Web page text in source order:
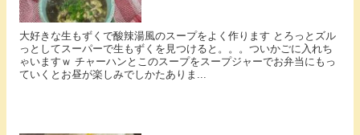
大好きな生もずくで酸辣湯風のスープをよく作ります とろっとズル
っとしてスーパーで生もずくを見つけると。。。ついかごに入れち
ゃいますｗ チャーハンとこのスープをスープジャーでお弁当にもっ
ていくとお昼が楽しみでしかたありま...